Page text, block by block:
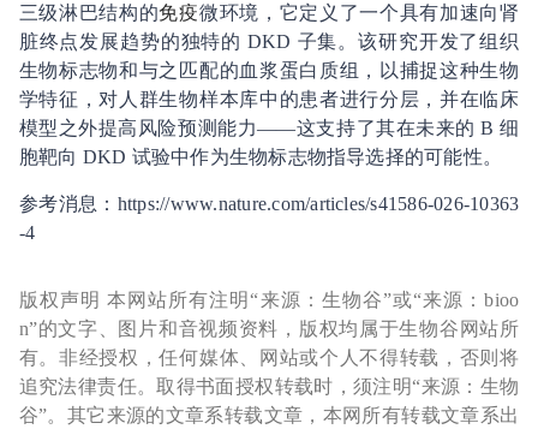
三级淋巴结构的免疫微环境，它定义了一个具有加速向肾
脏终点发展趋势的独特的 DKD 子集。该研究开发了组织
生物标志物和与之匹配的血浆蛋白质组，以捕捉这种生物
学特征，对人群生物样本库中的患者进行分层，并在临床
模型之外提高风险预测能力——这支持了其在未来的 B 细
胞靶向 DKD 试验中作为生物标志物指导选择的可能性。
参考消息：https://www.nature.com/articles/s41586-026-10363
-4
版权声明 本网站所有注明“来源：生物谷”或“来源：bioo
n”的文字、图片和音视频资料，版权均属于生物谷网站所
有。非经授权，任何媒体、网站或个人不得转载，否则将
追究法律责任。取得书面授权转载时，须注明“来源：生物
谷”。其它来源的文章系转载文章，本网所有转载文章系出